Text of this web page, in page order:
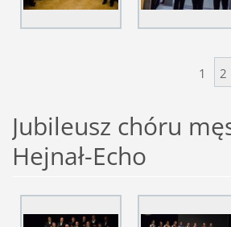
1 2
Jubileusz chóru
Hejnał-Echo